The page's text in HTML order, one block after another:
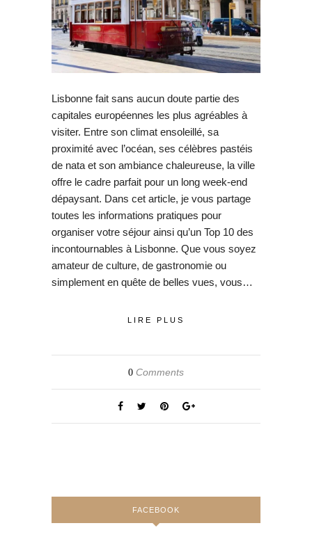
Lisbonne fait sans aucun doute partie des
capitales européennes les plus agréables à
visiter. Entre son climat ensoleillé, sa
proximité avec l’océan, ses célèbres pastéis
de nata et son ambiance chaleureuse, la ville
offre le cadre parfait pour un long week-end
dépaysant. Dans cet article, je vous partage
toutes les informations pratiques pour
organiser votre séjour ainsi qu’un Top 10 des
incontournables à Lisbonne. Que vous soyez
amateur de culture, de gastronomie ou
simplement en quête de belles vues, vous…
LIRE PLUS
0 Comments
FACEBOOK